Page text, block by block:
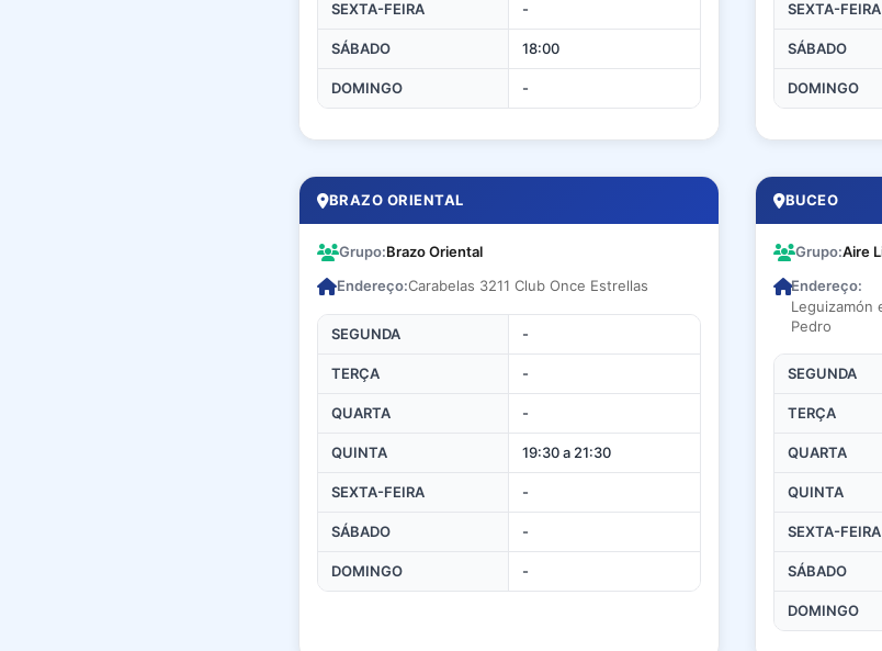
SEXTA-FEIRA -
SÁBADO 18:00
DOMINGO -
SEXTA-FEIRA
SÁBADO
DOMINGO
BRAZO ORIENTAL
Grupo:Brazo Oriental
Endereço:Carabelas 3211 Club Once Estrellas
SEGUNDA -
TERÇA -
QUARTA -
QUINTA 19:30 a 21:30
SEXTA-FEIRA -
SÁBADO -
DOMINGO -
BUCEO
Grupo:Aire
Endereço:
Leguizamón
Pedro
SEGUNDA
TERÇA
QUARTA
QUINTA
SEXTA-FEIRA
SÁBADO
DOMINGO